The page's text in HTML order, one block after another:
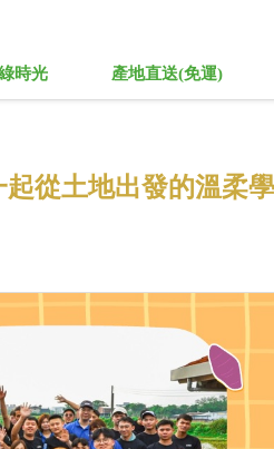
時光 產地直送(免運)
起從土地出發的溫柔學